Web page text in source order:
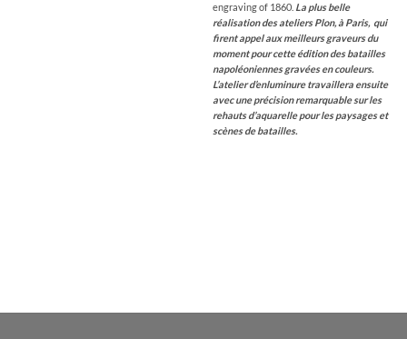
engraving of 1860. La plus belle
réalisation des ateliers Plon, à Paris, qui
firent appel aux meilleurs graveurs du
moment pour cette édition des batailles
napoléoniennes gravées en couleurs.
L’atelier d’enluminure travaillera ensuite
avec une précision remarquable sur les
rehauts d’aquarelle pour les paysages et
scènes de batailles.